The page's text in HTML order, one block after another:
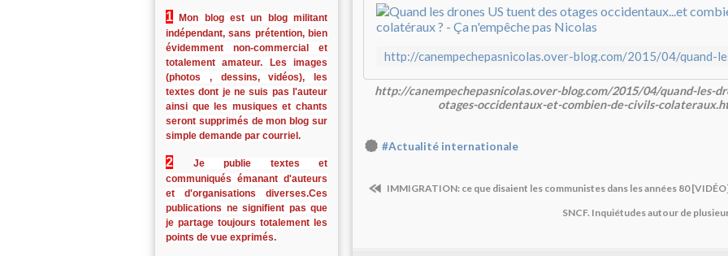
1
Mon blog est un blog militant
indépendant, sans prétention, bien
évidemment non-commercial et
totalement amateur. Les images
(photos , dessins, vidéos), les
textes dont je ne suis pas l'auteur
ainsi que les musiques et chants
seront supprimés de mon blog sur
simple demande par courriel.
2
Je publie textes et
communiqués émanant d'auteurs
et d'organisations diverses.Ces
publications ne signifient pas que
je partage toujours totalement les
points de vue exprimés.
http://canempechepasnicolas.over-blog.com/2015/04/quand-les-
otages-occidentaux-et-combien-de-civils-
#Actualité internationale
IMMIGRATION: ce que disaient les communistes dans les années 80
SNCF. Inquiétudes autour de